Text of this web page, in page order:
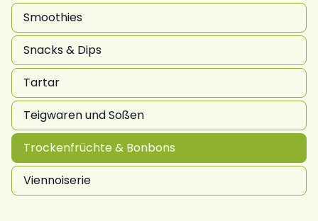
Smoothies
Snacks & Dips
Tartar
Teigwaren und Soßen
Trockenfrüchte & Bonbons
Viennoiserie